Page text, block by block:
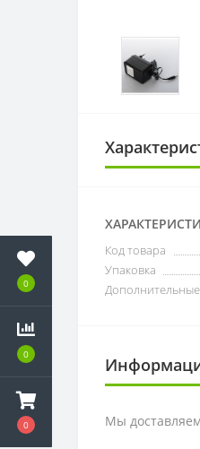
0
0
0
Код товара
Упаковка
Мы